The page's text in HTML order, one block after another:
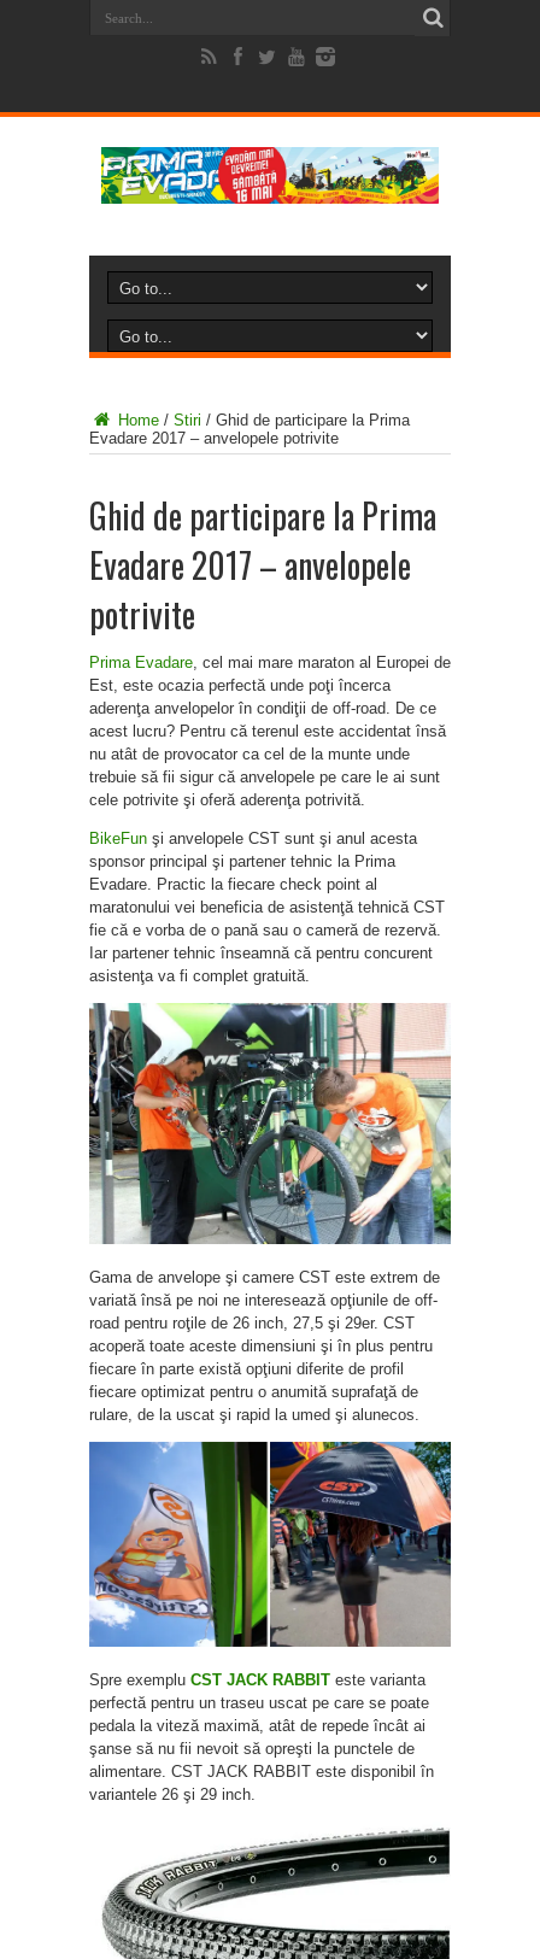
Home / Stiri / Ghid de participare la Prima
Evadare 2017 – anvelopele potrivite
Ghid de participare la Prima
Evadare 2017 – anvelopele
potrivite
Prima Evadare , cel mai mare maraton al Europei de
Est, este ocazia perfectă unde poţi încerca
aderenţa anvelopelor în condiţii de off-road. De ce
acest lucru? Pentru că terenul este accidentat însă
nu atât de provocator ca cel de la munte unde
trebuie să fii sigur că anvelopele pe care le ai sunt
cele potrivite şi oferă aderenţa potrivită.
BikeFun şi anvelopele CST sunt şi anul acesta
sponsor principal şi partener tehnic la Prima
Evadare. Practic la fiecare check point al
maratonului vei beneficia de asistenţă tehnică CST
fie că e vorba de o pană sau o cameră de rezervă.
Iar partener tehnic înseamnă că pentru concurent
asistenţa va fi complet gratuită.
Gama de anvelope şi camere CST este extrem de
variată însă pe noi ne interesează opţiunile de off-
road pentru roţile de 26 inch, 27,5 şi 29er. CST
acoperă toate aceste dimensiuni şi în plus pentru
fiecare în parte există opţiuni diferite de profil
fiecare optimizat pentru o anumită suprafaţă de
rulare, de la uscat şi rapid la umed şi alunecos.
Spre exemplu CST JACK RABBIT este varianta
perfectă pentru un traseu uscat pe care se poate
pedala la viteză maximă, atât de repede încât ai
şanse să nu fii nevoit să opreşti la punctele de
alimentare. CST JACK RABBIT este disponibil în
variantele 26 şi 29 inch.